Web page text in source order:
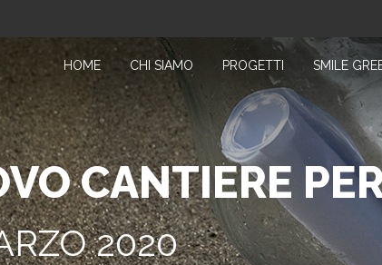
HOME CHI SIAMO PROGETTI SMILE
CANTIERE
2020